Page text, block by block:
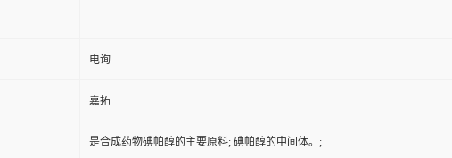
电询
嘉拓
是合成药物碘帕醇的主要原料; 碘帕醇的中间体。;